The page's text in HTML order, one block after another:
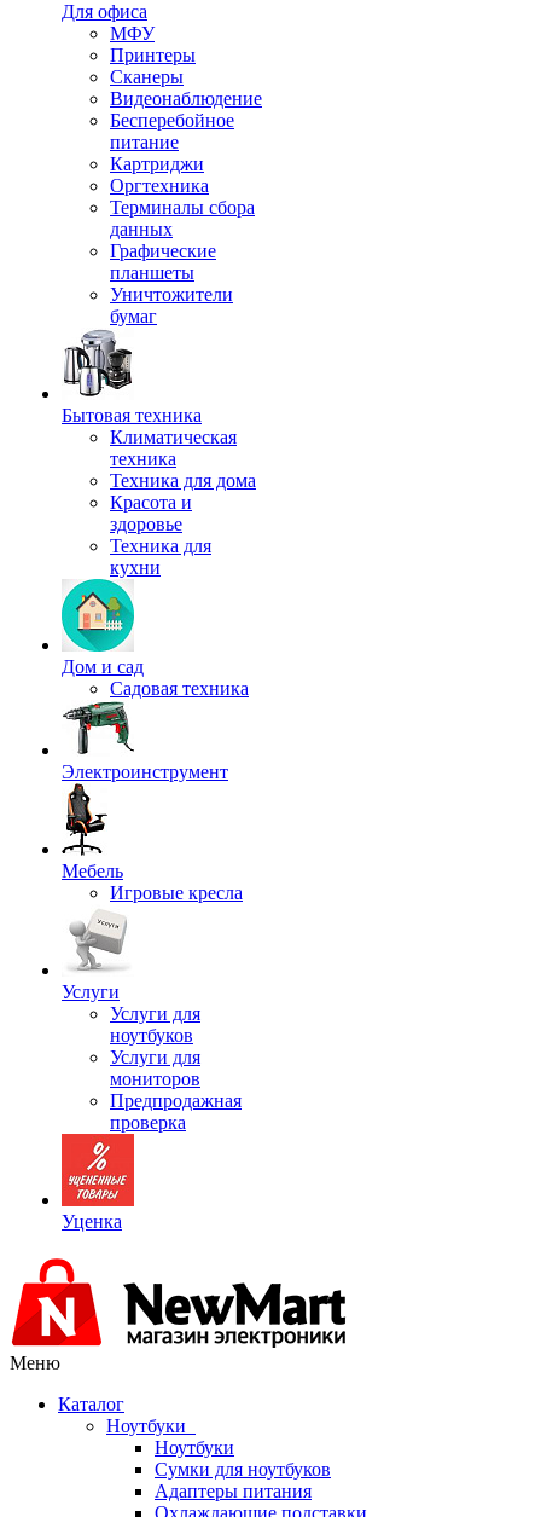
Для офиса
МФУ
Принтеры
Сканеры
Видеонаблюдение
Бесперебойное
питание
Картриджи
Оргтехника
Терминалы сбора
данных
Графические
планшеты
Уничтожители
бумаг
Бытовая техника
Климатическая
техника
Техника для дома
Красота и
здоровье
Техника для
кухни
Дом и сад
Садовая техника
Электроинструмент
Мебель
Игровые кресла
Услуги
Услуги для
ноутбуков
Услуги для
мониторов
Предпродажная
проверка
Уценка
Меню
Каталог
Ноутбуки
Ноутбуки
Сумки для ноутбуков
Адаптеры питания
Охлаждающие подставки